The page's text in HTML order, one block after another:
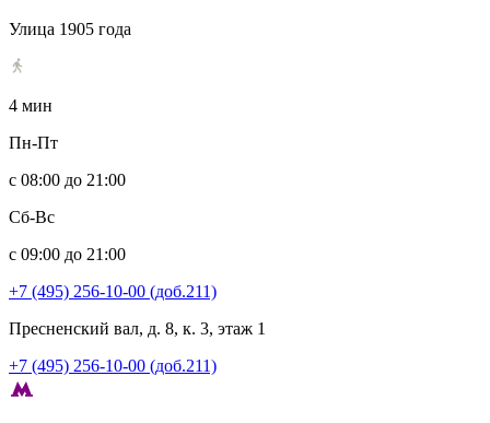
Улица 1905 года
4 мин
Пн-Пт
с 08:00 до 21:00
Сб-Вс
с 09:00 до 21:00
+7 (495) 256-10-00 (доб.211)
Пресненский вал, д. 8, к. 3, этаж 1
+7 (495) 256-10-00 (доб.211)